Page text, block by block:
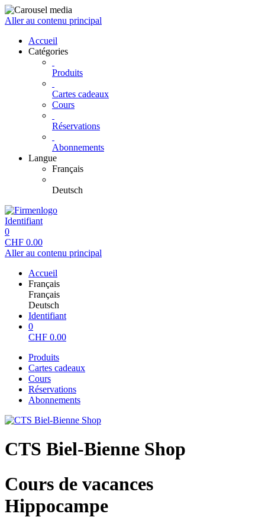
Aller au contenu principal
Accueil
Catégories
Produits
Cartes cadeaux
Cours
Réservations
Abonnements
Langue
Français
Deutsch
Identifiant
0
CHF 0.00
Aller au contenu principal
Accueil
Français
Français
Deutsch
Identifiant
0
CHF 0.00
Produits
Cartes cadeaux
Cours
Réservations
Abonnements
CTS Biel-Bienne Shop
Cours de vacances
Hippocampe